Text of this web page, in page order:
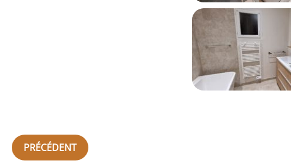
PRÉCÉDENT